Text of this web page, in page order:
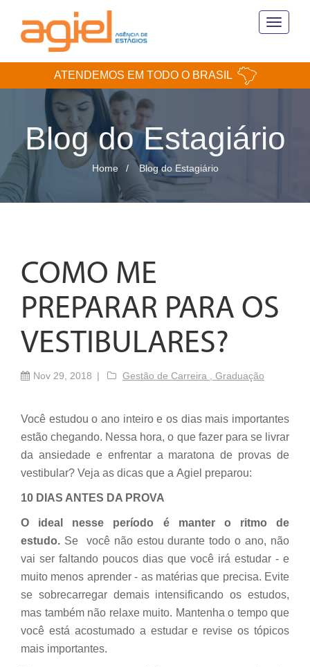
Toggle
ATENDEMOS EM TODO O BRASIL
Blog do Estagiário
Home Blog do Estagiário
COMO ME
PREPARAR PARA OS
VESTIBULARES?
Nov 29, 2018 Gestão de Carreira , Graduação
Você estudou o ano inteiro e os dias mais importantes
estão chegando. Nessa hora, o que fazer para se livrar
da ansiedade e enfrentar a maratona de provas de
vestibular? Veja as dicas que a Agiel preparou:
10 DIAS ANTES DA PROVA
O ideal nesse período é manter o ritmo de
estudo. Se você não estou durante todo o ano, não
vai ser faltando poucos dias que você irá estudar - e
muito menos aprender - as matérias que precisa. Evite
se sobrecarregar demais intensificando os estudos,
mas também não relaxe muito. Mantenha o tempo que
você está acostumado a estudar e revise os tópicos
mais importantes.